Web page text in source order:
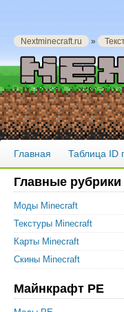
Nextminecraft.ru »
Главная Таблица ID
Главные рубрики
Моды Minecraft
Текстуры Minecraft
Карты Minecraft
Скины Minecraft
Майнкрафт PE